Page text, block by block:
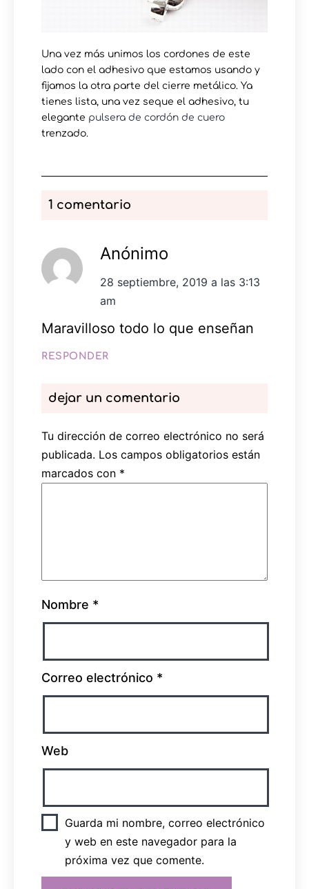
Una vez más unimos los cordones de este
lado con el adhesivo que estamos usando y
fijamos la otra parte del cierre metálico. Ya
tienes lista, una vez seque el adhesivo, tu
elegante pulsera de cordón de cuero
trenzado.
1 comentario
Anónimo
28 septiembre, 2019 a las 3:13
am
Maravilloso todo lo que enseñan
RESPONDER
dejar un comentario
Tu dirección de correo electrónico no será
publicada. Los campos obligatorios están
marcados con *
Nombre *
Correo electrónico *
Web
Guarda mi nombre, correo electrónico
y web en este navegador para la
próxima vez que comente.